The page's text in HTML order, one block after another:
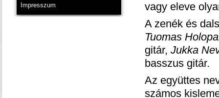
Impresszum
vagy eleve
A zenék és
Tuomas
gitár, Jukka
basszus gitár.
Az együttes
számos